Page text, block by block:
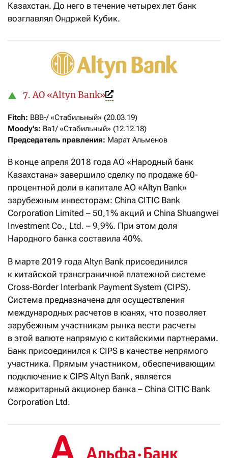
Казахстан. До него в течение четырех лет банк
возглавлял Ондржей Кубик.
7. АО «Altyn Bank»
Fitch:
Moody's:
Председатель правления: Марат Альменов
В конце апреля 2018 года АО «Народный банк
Казахстана» завершило сделку по продаже 60-
процентной доли в капитале АО «Altyn Bank»
зарубежным инвесторам: China CITIC Bank
Corporation Limited – 50,1% акций и China Shuangwei
Investment Co., Ltd. – 9,9%. При этом доля
Народного банка составила 40%.
В марте 2019 года Altyn Bank присоединился
к китайской трансграничной платежной системе
Cross-Border Interbank Payment System (CIPS).
Система предназначена для осуществления
международных расчетов в юанях, что позволяет
зарубежным участникам рынка вести расчеты
в этой валюте напрямую с китайскими партнерами.
Банк присоединился к CIPS в качестве непрямого
участника. Прямым участником, обеспечивающим
подключение к CIPS Altyn Bank, является
мажоритарный акционер банка – China CITIC Bank
Corporation Ltd.